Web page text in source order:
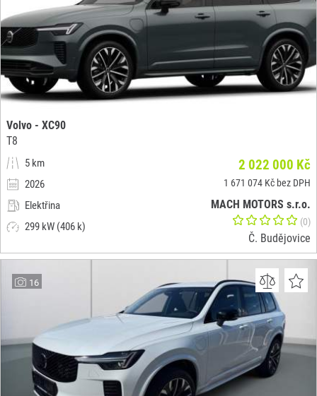
Volvo - XC90
T8
5 km
2026
Elektřina
299 kW (406 k)
2 022 000 Kč
1 671 074 Kč bez DPH
MACH MOTORS s.r.o.
(0)
Č. Budějovice
16